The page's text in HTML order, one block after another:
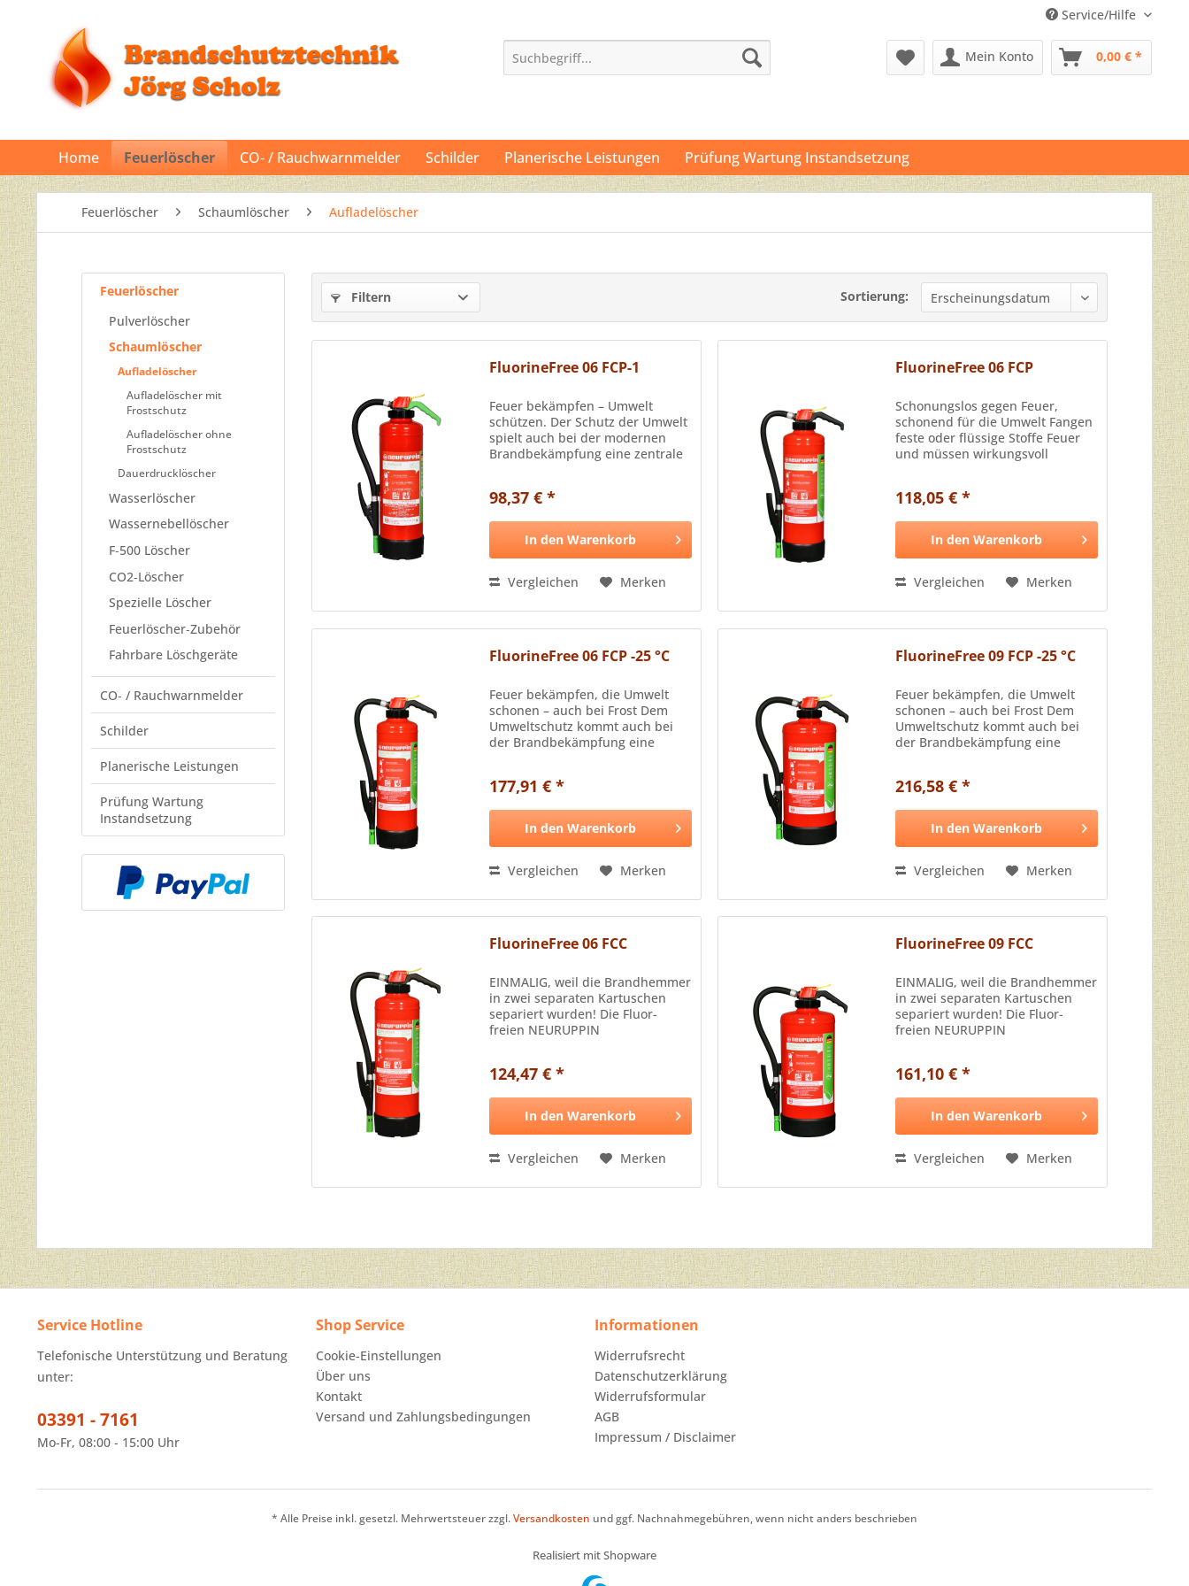
Service/Hilfe
Mein Konto 0,00 € *
Home Feuerlöscher CO‐ / Rauchwarnmelder Schilder Planerische Leistungen Prüfung Wartung Instandsetzung
Feuerlöscher Schaumlöscher Aufladelöscher
Feuerlöscher
Pulverlöscher
Schaumlöscher
Aufladelöscher
Aufladelöscher mit
Frostschutz
Aufladelöscher ohne
Frostschutz
Dauerdrucklöscher
Wasserlöscher
Wassernebellöscher
F‐500 Löscher
CO2‐Löscher
Spezielle Löscher
Feuerlöscher‐Zubehör
Fahrbare Löschgeräte
CO‐ / Rauchwarnmelder
Schilder
Planerische Leistungen
Prüfung Wartung
Instandsetzung
Filtern Sortierung:
FluorineFree 06 FCP-1
Feuer bekämpfen – Umwelt
schützen. Der Schutz der Umwelt
spielt auch bei der modernen
Brandbekämpfung eine zentrale
zukunftsweisende Lösung: den
FluorineFree 06 FCP-1...
98,37 € *
In den Warenkorb
Vergleichen Merken
FluorineFree 06 FCP
Schonungslos gegen Feuer,
schonend für die Umwelt Fangen
feste oder flüssige Stoffe Feuer
und müssen wirkungsvoll
NEURUPPIN die ideale Waffe zur
Brandbekämpfung. Neben...
118,05 € *
In den Warenkorb
Vergleichen Merken
FluorineFree 06 FCP -25 °C
Feuer bekämpfen, die Umwelt
schonen – auch bei Frost Dem
Umweltschutz kommt auch bei
der Brandbekämpfung eine
bietet NEURUPPIN daher auch
177,91 € *
In den Warenkorb
Vergleichen Merken
FluorineFree 09 FCP -25 °C
Feuer bekämpfen, die Umwelt
schonen – auch bei Frost Dem
Umweltschutz kommt auch bei
der Brandbekämpfung eine
bietet NEURUPPIN daher auch
216,58 € *
In den Warenkorb
Vergleichen Merken
FluorineFree 06 FCC
EINMALIG, weil die Brandhemmer
in zwei separaten Kartuschen
separiert wurden! Die Fluor-
freien NEURUPPIN
umweltschonende Alternativen
gegen Brände der Klassen A und
B. Die beiden neuesten...
124,47 € *
In den Warenkorb
Vergleichen Merken
FluorineFree 09 FCC
EINMALIG, weil die Brandhemmer
in zwei separaten Kartuschen
separiert wurden! Die Fluor-
freien NEURUPPIN
umweltschonende Alternativen
gegen Brände der Klassen A und
B. Die beiden neuesten...
161,10 € *
In den Warenkorb
Vergleichen Merken
Service Hotline
Telefonische Unterstützung und Beratung
unter:
03391 - 7161
Mo-Fr, 08:00 - 15:00 Uhr
Shop Service
Cookie-Einstellungen
Über uns
Kontakt
Versand und Zahlungsbedingungen
Informationen
Widerrufsrecht
Datenschutzerklärung
Widerrufsformular
AGB
Impressum / Disclaimer
* Alle Preise inkl. gesetzl. Mehrwertsteuer zzgl.Versandkosten und ggf. Nachnahmegebühren, wenn nicht anders beschrieben
Realisiert mit Shopware